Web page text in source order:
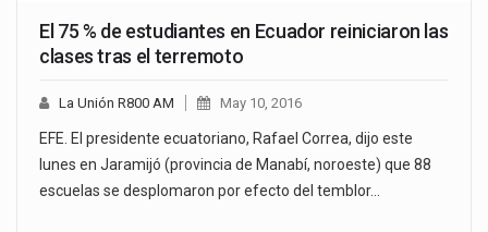
El 75 % de estudiantes en Ecuador reiniciaron las
clases tras el terremoto
La Unión R800 AM May 10, 2016
EFE. El presidente ecuatoriano, Rafael Correa, dijo este
lunes en Jaramijó (provincia de Manabí, noroeste) que 88
escuelas se desplomaron por efecto del temblor…